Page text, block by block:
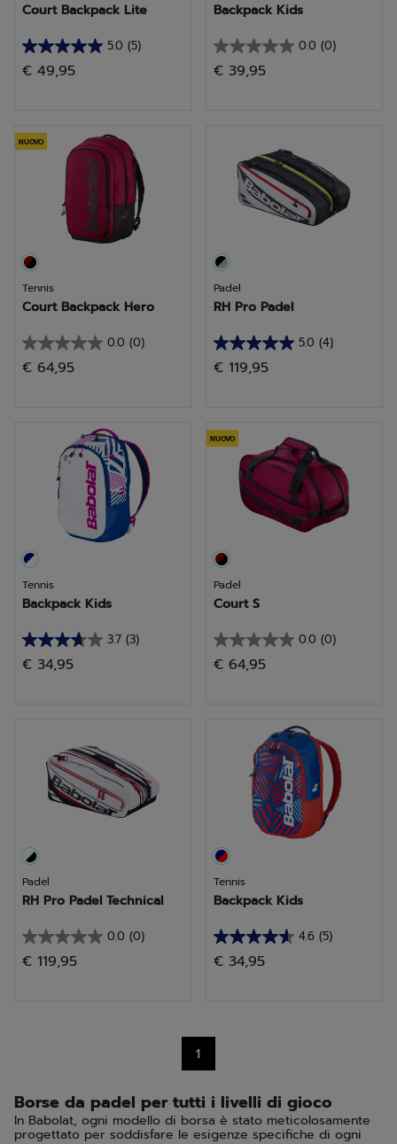
Court Backpack Lite
5.0 (5)
5.0
su
5
recensioni
€ 49,95
Backpack Kids
0.0 (0)
0.0
su
€ 39,95
NUOVO
Tennis
Court Backpack Hero
0.0 (0)
0.0
su
€ 64,95
Padel
RH Pro Padel
5.0 (4)
5.0
su
4
recensioni
€ 119,95
Tennis
Backpack Kids
3.7 (3)
3.7
su
recensioni
€ 34,95
NUOVO
Padel
Court S
0.0 (0)
0.0
su
€ 64,95
Padel
RH Pro Padel Technical
0.0 (0)
0.0
su
€ 119,95
Tennis
Backpack Kids
4.6 (5)
4.6
su
5
€ 34,95
1
Borse da padel per tutti i livelli di gioco
In Babolat, ogni modello di borsa è stato meticolosamente
progettato per soddisfare le esigenze specifiche di ogni